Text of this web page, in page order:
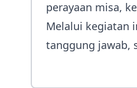
perayaan misa,
Melalui kegiatan
tanggung jawab,